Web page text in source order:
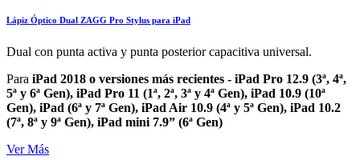
Lápiz Óptico Dual ZAGG Pro Stylus para iPad
Dual con punta activa y punta posterior capacitiva universal.
Para iPad 2018 o versiones más recientes - iPad Pro 12.9 (3ª, 4ª,
5ª y 6ª Gen), iPad Pro 11 (1ª, 2ª, 3ª y 4ª Gen), iPad 10.9 (10ª
Gen), iPad (6ª y 7ª Gen), iPad Air 10.9 (4ª y 5ª Gen), iPad 10.2
(7ª, 8ª y 9ª Gen), iPad mini 7.9” (6ª Gen)
Ver Más